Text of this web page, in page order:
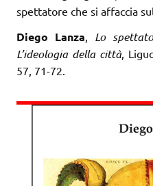
spettatore che si affaccia
Diego Lanza Lo
L’ideologia della città,
57, 71-72.